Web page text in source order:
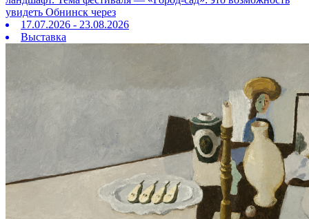
увидеть Обнинск через
17.07.2026 - 23.08.2026
Выставка